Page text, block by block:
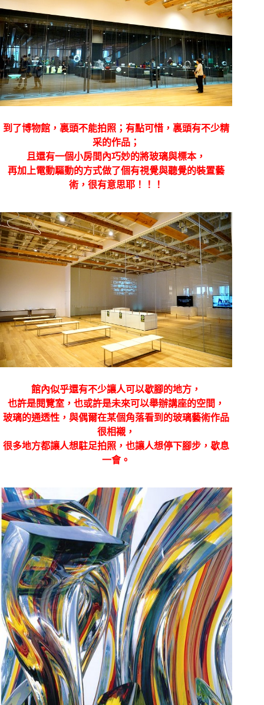
到了博物館，裏頭不能拍照；有點可惜，裏頭有不少精
采的作品；
且還有一個小房間內巧妙的將玻璃與標本，
再加上電動驅動的方式做了個有視覺與聽覺的裝置藝
術，很有意思耶！！！
館內似乎還有不少讓人可以歇腳的地方，
也許是閱覽室，也或許是未來可以舉辦講座的空間，
玻璃的通透性，與偶爾在某個角落看到的玻璃藝術作品
很相襯，
很多地方都讓人想駐足拍照，也讓人想停下腳步，歇息
一會。